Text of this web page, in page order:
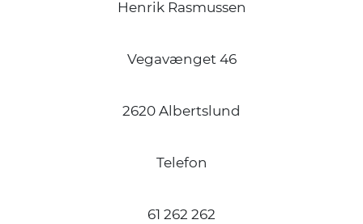
Henrik Rasmussen
Vegavænget 46
2620 Albertslund
Telefon
61 262 262